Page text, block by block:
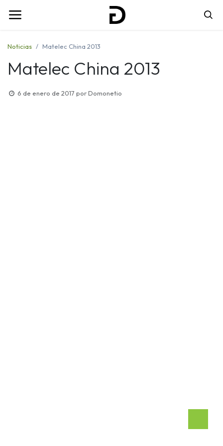
Noticias Matelec China 2013
Matelec China 2013
6 de enero de 2017 porDomonetio